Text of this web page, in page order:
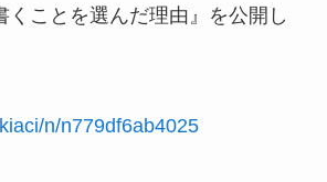
くことを選んだ理由』を公開し
n/n779df6ab4025